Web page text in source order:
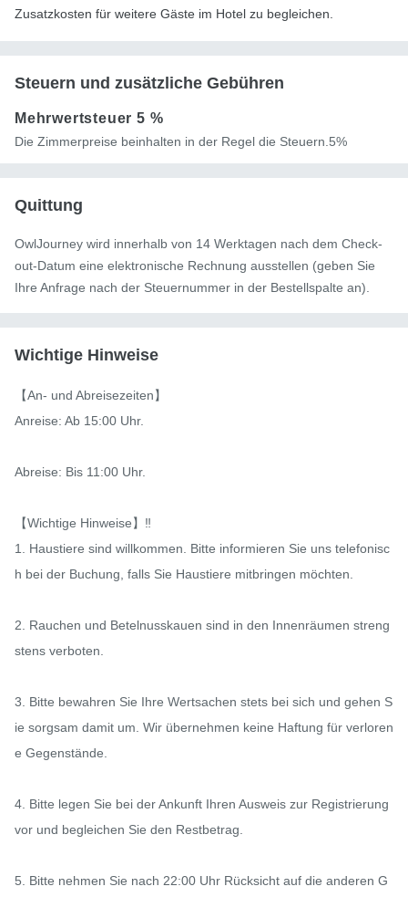
Zusatzkosten für weitere Gäste im Hotel zu begleichen.
Steuern und zusätzliche Gebühren
Mehrwertsteuer5 %
Die Zimmerpreise beinhalten in der Regel die Steuern.5%
Quittung
OwlJourney wird innerhalb von 14 Werktagen nach dem Check-
out-Datum eine elektronische Rechnung ausstellen (geben Sie
Ihre Anfrage nach der Steuernummer in der Bestellspalte an).
Wichtige Hinweise
【An- und Abreisezeiten】
Anreise: Ab 15:00 Uhr.
Abreise: Bis 11:00 Uhr.
【Wichtige Hinweise】‼️
1. Haustiere sind willkommen. Bitte informieren Sie uns telefonisc
h bei der Buchung, falls Sie Haustiere mitbringen möchten.
2. Rauchen und Betelnusskauen sind in den Innenräumen streng
stens verboten.
3. Bitte bewahren Sie Ihre Wertsachen stets bei sich und gehen S
ie sorgsam damit um. Wir übernehmen keine Haftung für verloren
e Gegenstände.
4. Bitte legen Sie bei der Ankunft Ihren Ausweis zur Registrierung
vor und begleichen Sie den Restbetrag.
5. Bitte nehmen Sie nach 22:00 Uhr Rücksicht auf die anderen G